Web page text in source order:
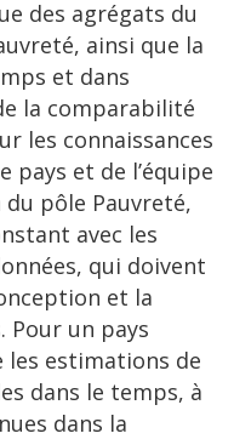
des agrégats du
ainsi que la
et dans
la comparabilité
les connaissances
pays et de l’équipe
pôle Pauvreté,
avec les
qui doivent
et la
Pour un pays
les estimations de
dans le temps, à
dans la